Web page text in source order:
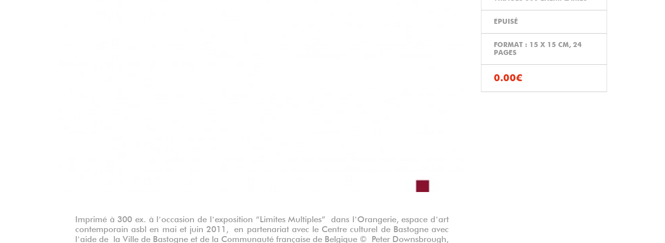
Imprimé à 300 ex. à lʼoccasion de lʼexposition “Limites Multiples” dans lʼOrangerie, espace dʼart
contemporain asbl en mai et juin 2011, en partenariat avec le Centre culturel de Bastogne avec
lʼaide de la Ville de Bastogne et de la Communauté française de Belgique © Peter Downsbrough,
EPUISÉ
FORMAT : 15 X 15 CM, 24
PAGES
0.00€